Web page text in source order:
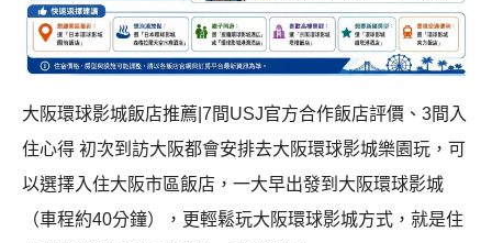
大阪環球影城飯店推薦|7間USJ官方合作飯店評價、3間入
住心得 初次到訪大阪都會安排去大阪環球影城樂園玩，可
以選擇入住大阪市區飯店，一大早出發到大阪環球影城
（車程約40分鐘），更輕鬆玩大阪環球影城方式，就是住